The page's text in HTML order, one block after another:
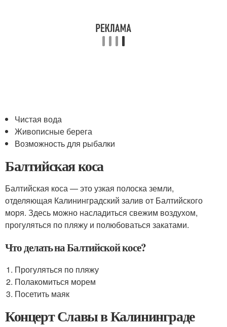
Чистая вода
Живописные берега
Возможность для рыбалки
Балтийская коса
Балтийская коса — это узкая полоска земли,
отделяющая Калининградский залив от Балтийского
моря. Здесь можно насладиться свежим воздухом,
прогуляться по пляжу и полюбоваться закатами.
Что делать на Балтийской косе?
Прогуляться по пляжу
Полакомиться морем
Посетить маяк
Концерт Славы в Калининграде